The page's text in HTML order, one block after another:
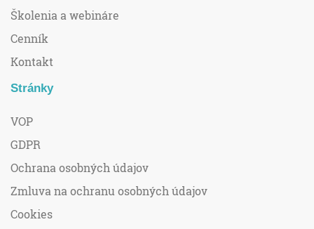
Školenia a webináre
Cenník
Kontakt
Stránky
VOP
GDPR
Ochrana osobných údajov
Zmluva na ochranu osobných údajov
Cookies